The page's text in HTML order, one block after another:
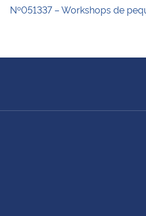
Nº051337 – Workshops de